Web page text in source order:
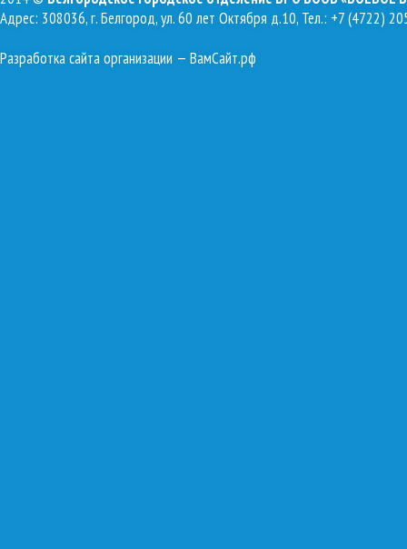
Адрес: 308036, г. Белгород, ул. 60 лет Октября д.10, Тел.: +7 (4722)
Разработка сайта организации — ВамСайт.рф